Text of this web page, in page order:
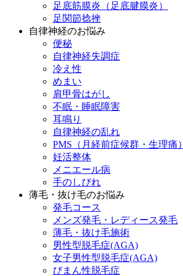
足底筋膜炎（足底腱膜炎）
足関節捻挫
自律神経のお悩み
便秘
自律神経失調症
冷え性
めまい
肩甲骨はがし
不眠・睡眠障害
耳鳴り
自律神経の乱れ
PMS（月経前症候群・生理痛）
妊活整体
メニエール病
手のしびれ
薄毛・抜け毛のお悩み
発毛コース
メンズ発毛・レディース発毛
薄毛・抜け毛施術
男性型脱毛症(AGA)
女子男性型脱毛症(AGA)
びまん性脱毛症